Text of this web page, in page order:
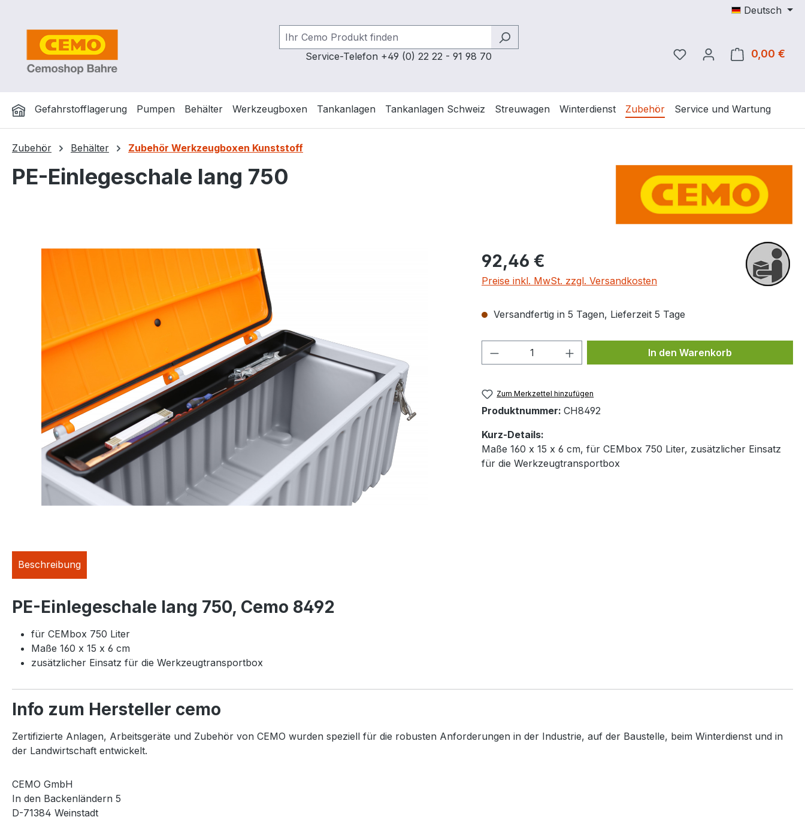
Deutsch
Service-Telefon +49 (0) 22 22 - 91 98 70 Du hast 0 Produkte auf
0,00 €
Gefahrstofflagerung Pumpen Behälter Werkzeugboxen Tankanlagen Tankanlagen Schweiz Streuwagen Winterdienst Zubehör Service und Wartung
Zubehör Behälter Zubehör Werkzeugboxen Kunststoff
PE-Einlegeschale lang 750
Regulärer Preis:
92,46 €
Preise inkl. MwSt. zzgl. Versandkosten
Versandfertig in 5 Tagen, Lieferzeit 5 Tage
Produkt Anzahl: Gib den gewünschten Wert
In den Warenkorb
Zum Merkzettel hinzufügen
Produktnummer: CH8492
Kurz-Details:
Maße 160 x 15 x 6 cm, für CEMbox 750 Liter, zusätzlicher Einsatz
für die Werkzeugtransportbox
Beschreibung
PE-Einlegeschale lang 750, Cemo 8492
für CEMbox 750 Liter
Maße 160 x 15 x 6 cm
zusätzlicher Einsatz für die Werkzeugtransportbox
Info zum Hersteller cemo
Zertifizierte Anlagen, Arbeitsgeräte und Zubehör von CEMO wurden speziell für die robusten Anforderungen in der Industrie, auf der Baustelle, beim Winterdienst und in
der Landwirtschaft entwickelt.
CEMO GmbH
In den Backenländern 5
D-71384 Weinstadt